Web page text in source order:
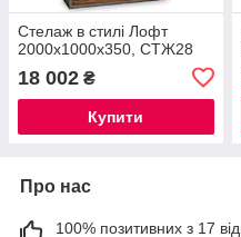
Стелаж в стилі Лофт
2000х1000х350, СТЖ28
18 002 ₴
Купити
Про нас
100% позитивних з 17